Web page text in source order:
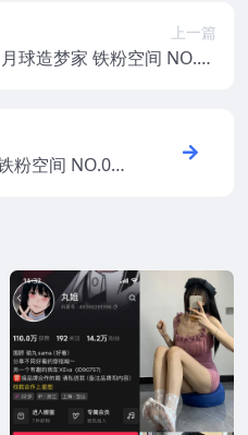
上一篇
球造梦家 铁粉空间 NO.01
粉空间 NO.01